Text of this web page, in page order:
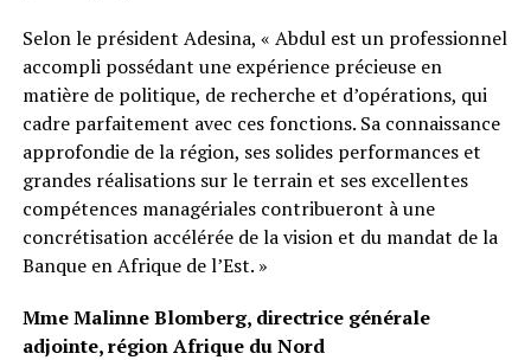
Selon le président Adesina, « Abdul est un professionnel
accompli possédant une expérience précieuse en
matière de politique, de recherche et d’opérations, qui
cadre parfaitement avec ces fonctions. Sa connaissance
approfondie de la région, ses solides performances et
grandes réalisations sur le terrain et ses excellentes
compétences managériales contribueront à une
concrétisation accélérée de la vision et du mandat de la
Banque en Afrique de l’Est. »
Mme Malinne Blomberg, directrice générale
adjointe, région Afrique du Nord